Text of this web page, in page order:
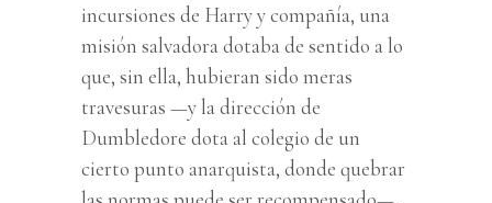
incursiones de Harry y compañía, una
misión salvadora dotaba de sentido a lo
que, sin ella, hubieran sido meras
travesuras —y la dirección de
Dumbledore dota al colegio de un
cierto punto anarquista, donde quebrar